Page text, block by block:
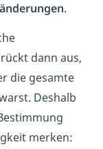
.
dann aus,
die gesamte
Deshalb
merken: